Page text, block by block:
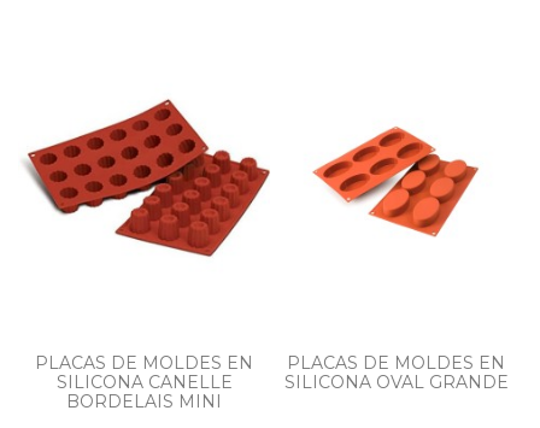
PLACAS DE MOLDES EN
SILICONA CANELLE
BORDELAIS MINI
PLACAS DE MOLDES EN
SILICONA OVAL GRANDE